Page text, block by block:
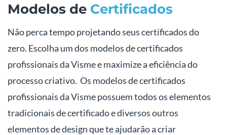
Modelos de Certificados
Não perca tempo projetando seus certificados do
zero. Escolha um dos modelos de certificados
profissionais da Visme e maximize a eficiência do
processo criativo. Os modelos de certificados
profissionais da Visme possuem todos os elementos
tradicionais de certificado e diversos outros
elementos de design que te ajudarão a criar